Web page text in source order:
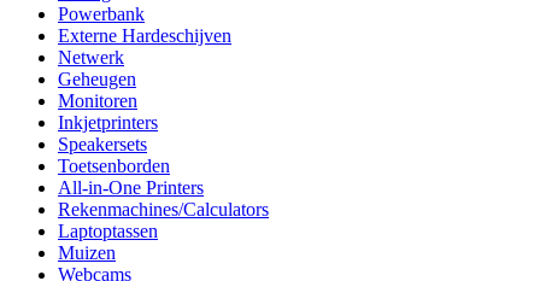
Powerbank
Externe Hardeschijven
Netwerk
Geheugen
Monitoren
Inkjetprinters
Speakersets
Toetsenborden
All-in-One Printers
Rekenmachines/Calculators
Laptoptassen
Muizen
Webcams